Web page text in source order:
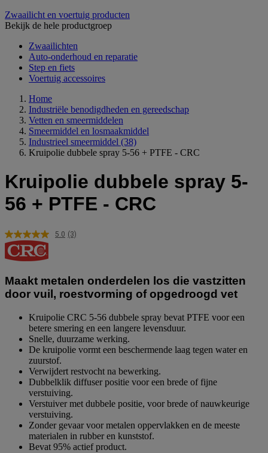
Zwaailicht en voertuig producten
Bekijk de hele productgroep
Zwaailichten
Auto-onderhoud en reparatie
Step en fiets
Voertuig accessoires
Home
Industriële benodigdheden en gereedschap
Vetten en smeermiddelen
Smeermiddel en losmaakmiddel
Industrieel smeermiddel (38)
Kruipolie dubbele spray 5-56 + PTFE - CRC
Kruipolie dubbele spray 5-
56 + PTFE - CRC
5.0 Lees
paginalink.
(3)
Maakt metalen onderdelen los die vastzitten
door vuil, roestvorming of opgedroogd vet
Kruipolie CRC 5-56 dubbele spray bevat PTFE voor een
betere smering en een langere levensduur.
Snelle, duurzame werking.
De kruipolie vormt een beschermende laag tegen water en
zuurstof.
Verwijdert restvocht na bewerking.
Dubbelklik diffuser positie voor een brede of fijne
verstuiving.
Verstuiver met dubbele positie, voor brede of nauwkeurige
verstuiving.
Zonder gevaar voor metalen oppervlakken en de meeste
materialen in rubber en kunststof.
Bevat 95% actief product.